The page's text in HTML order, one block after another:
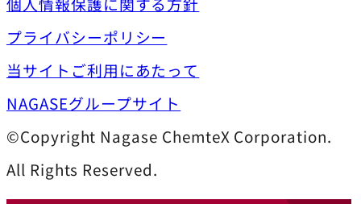
プライバシーポリシー
当サイトご利用にあたって
NAGASEグループサイト
©Copyright Nagase ChemteX Corporation.
All Rights Reserved.